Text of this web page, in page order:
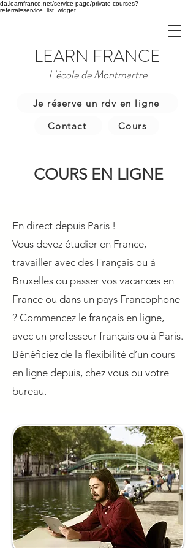
da.learnfrance.net/service-page/private-courses?
referral=service_list_widget
LEARN FRANCE
L'école de Montmartre
Je réserve un rdv en ligne
Contact
Cours
COURS EN LIGNE
En direct depuis Paris !
Vous devez étudier en France,
travailler avec des Français ou à
Bruxelles ou passer vos vacances en
France ou dans un pays Francophone
? Commencez le français en ligne,
avec un professeur français ou à Paris.
Bénéficiez de la flexibilité d’un cours
en ligne depuis, chez vous ou votre
bureau.